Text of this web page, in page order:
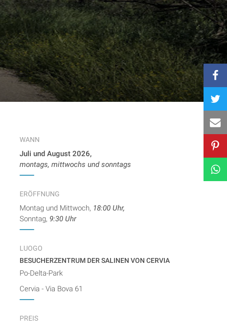
WANN
Juli und August 2026,
montags, mittwochs und sonntags
ERÖFFNUNG
Montag und Mittwoch, 18:00 Uhr,
Sonntag, 9:30 Uhr
LUOGO
BESUCHERZENTRUM DER SALINEN VON CERVIA
Po-Delta-Park
Cervia - Via Bova 61
PREIS